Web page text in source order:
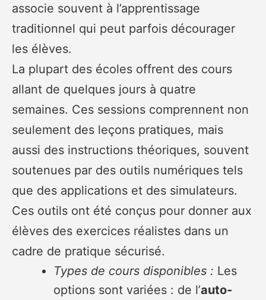
associe souvent à l’apprentissage
traditionnel qui peut parfois décourager
les élèves.
La plupart des écoles offrent des cours
allant de quelques jours à quatre
semaines. Ces sessions comprennent non
seulement des leçons pratiques, mais
aussi des instructions théoriques, souvent
soutenues par des outils numériques tels
que des applications et des simulateurs.
Ces outils ont été conçus pour donner aux
élèves des exercices réalistes dans un
cadre de pratique sécurisé.
Types de cours disponibles : Les
options sont variées : de l’auto-